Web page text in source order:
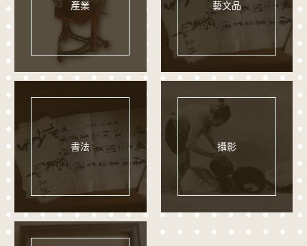
產業 藝文品
書法 攝影